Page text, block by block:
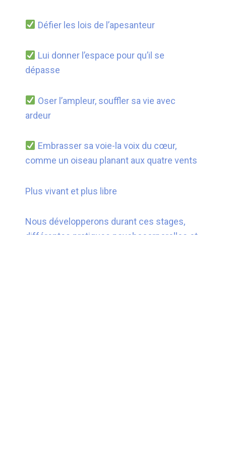
Défier les lois de l’apesanteur
Lui donner l’espace pour qu’il se
dépasse
Oser l’ampleur, souffler sa vie avec
ardeur
Embrasser sa voie-la voix du cœur,
comme un oiseau planant aux quatre vents
Plus vivant et plus libre
Nous développerons durant ces stages,
différentes pratiques psychocorporelles et